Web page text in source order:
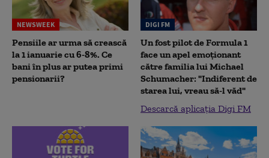
NEWSWEEK
Pensiile ar urma să crească
la 1 ianuarie cu 6-8%. Ce
bani în plus ar putea primi
pensionarii?
DIGI FM
Un fost pilot de Formula 1
face un apel emoționant
către familia lui Michael
Schumacher: "Indiferent de
starea lui, vreau să-l văd"
Descarcă aplicația Digi FM